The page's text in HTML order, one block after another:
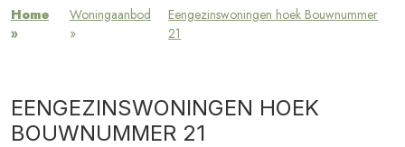
Home
»
Woningaanbod
»
Eengezinswoningen hoek Bouwnummer
21
EENGEZINSWONINGEN HOEK
BOUWNUMMER 21